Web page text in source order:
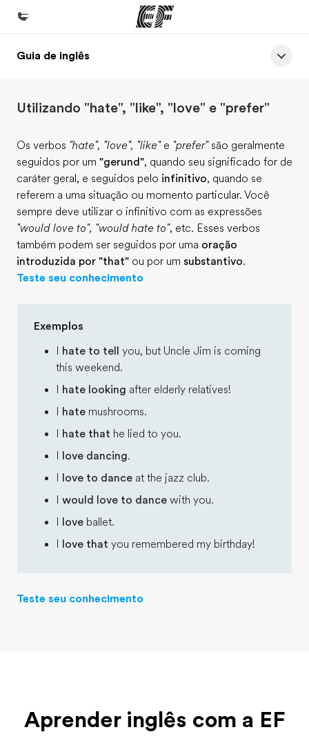
Início
Programas
Escritórios
Encontre um escritório
Sobre nós
Quem somos
Carreiras
Guia de inglês
Utilizando "hate", "like", "love" e "prefer"
Os verbos "hate", "love", "like"e "prefer"são geralmente
seguidos por um "gerund", quando seu significado for de
caráter geral, e seguidos pelo infinitivo, quando se
referem a uma situação ou momento particular. Você
sempre deve utilizar o infinitivo com as expressões
"would love to", "would hate to", etc. Esses verbos
também podem ser seguidos por uma oração
introduzida por "that" ou por um substantivo.
Teste seu conhecimento
Exemplos
hate to tell you, but Uncle Jim is coming
this weekend.
hate looking after elderly relatives!
hate mushrooms.
hate that he lied to you.
love dancing.
love to dance at the jazz club.
would love to dance with you.
love ballet.
love that you remembered my birthday!
Teste seu conhecimento
Aprender inglês com a EF